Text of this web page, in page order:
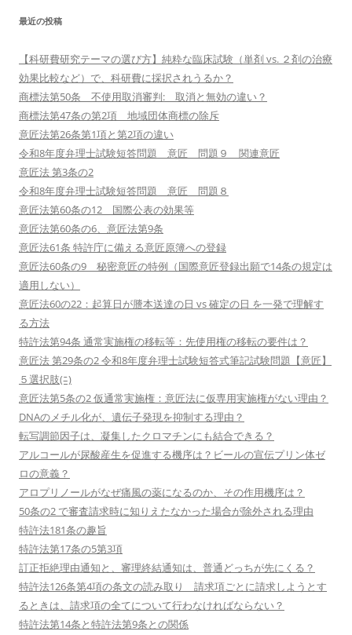
最近の投稿
【科研費研究テーマの選び方】純粋な臨床試験（単剤 vs. ２剤の治療
効果比較など）で、科研費に採択されうるか？
商標法第50条 不使用取消審判: 取消と無効の違い？
商標法第47条の第2項 地域団体商標の除斥
意匠法第26条第1項と第2項の違い
令和8年度弁理士試験短答問題 意匠 問題９ 関連意匠
意匠法 第3条の2
令和8年度弁理士試験短答問題 意匠 問題８
意匠法第60条の12 国際公表の効果等
意匠法第60条の6、意匠法第9条
意匠法61条 特許庁に備える意匠原簿への登録
意匠法60条の9 秘密意匠の特例（国際意匠登録出願で14条の規定は
適用しない）
意匠法60の22：起算日が謄本送達の日 vs 確定の日 を一発で理解す
る方法
特許法第94条 通常実施権の移転等：先使用権の移転の要件は？
意匠法 第29条の2 令和8年度弁理士試験短答式筆記試験問題【意匠】
５選択肢(ﾆ)
意匠法第5条の2 仮通常実施権：意匠法に仮専用実施権がない理由？
DNAのメチル化が、遺伝子発現を抑制する理由？
転写調節因子は、凝集したクロマチンにも結合できる？
アルコールが尿酸産生を促進する機序は？ビールの宣伝プリン体ゼ
ロの意義？
アロプリノールがなぜ痛風の薬になるのか、その作用機序は？
50条の2 で審査請求時に知りえたなかった場合が除外される理由
特許法181条の趣旨
特許法第17条の5第3項
訂正拒絶理由通知と、審理終結通知は、普通どっちが先にくる？
特許法126条第4項の条文の読み取り 請求項ごとに請求しようとす
るときは、請求項の全てについて行わなければならない？
特許法第14条と特許法第9条との関係